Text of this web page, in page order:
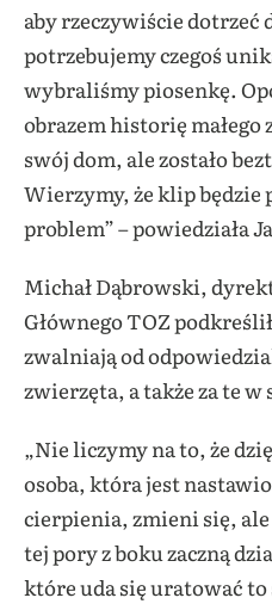
aby rzeczywiście dotrzeć
potrzebujemy czegoś
wybraliśmy piosenkę.
obrazem historię
swój dom, ale zostało
Wierzymy, że klip będzie
problem” – powiedziała
Michał Dąbrowski,
Głównego TOZ
zwalniają od
zwierzęta, a także za te
„Nie liczymy na to, że
osoba, która jest
cierpienia, zmieni się, ale
tej pory z boku zaczną
które uda się uratować